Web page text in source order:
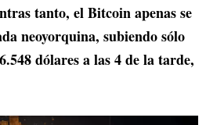
tanto, el Bitcoin apenas se
neoyorquina, subiendo sólo
dólares a las 4 de la tarde,